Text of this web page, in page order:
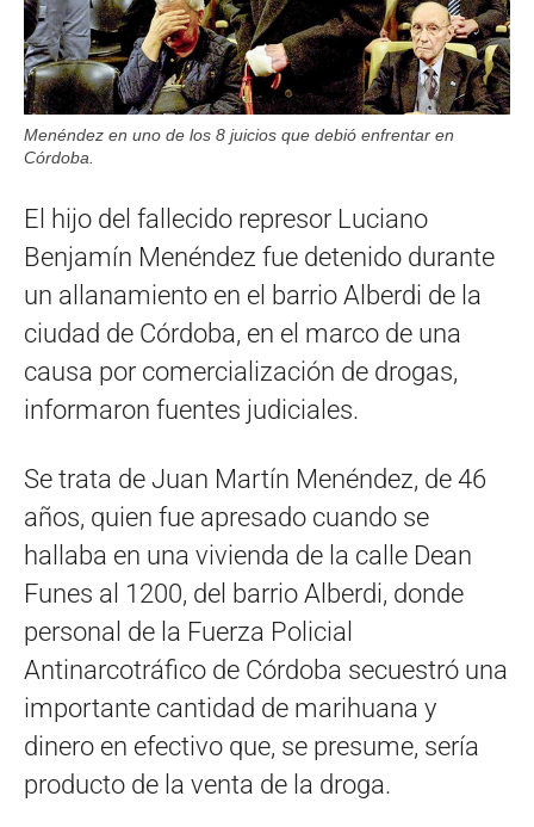
Menéndez en uno de los 8 juicios que debió enfrentar en
Córdoba.
El hijo del fallecido represor Luciano
Benjamín Menéndez fue detenido durante
un allanamiento en el barrio Alberdi de la
ciudad de Córdoba, en el marco de una
causa por comercialización de drogas,
informaron fuentes judiciales.
Se trata de Juan Martín Menéndez, de 46
años, quien fue apresado cuando se
hallaba en una vivienda de la calle Dean
Funes al 1200, del barrio Alberdi, donde
personal de la Fuerza Policial
Antinarcotráfico de Córdoba secuestró una
importante cantidad de marihuana y
dinero en efectivo que, se presume, sería
producto de la venta de la droga.